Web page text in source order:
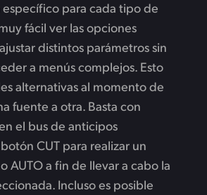
para cada tipo de
fácil ver las opciones
distintos parámetros sin
a menús complejos. Esto
alternativas al momento de
fuente a otra. Basta con
el bus de anticipos
CUT para realizar un
AUTO a fin de llevar a cabo la
Incluso es posible